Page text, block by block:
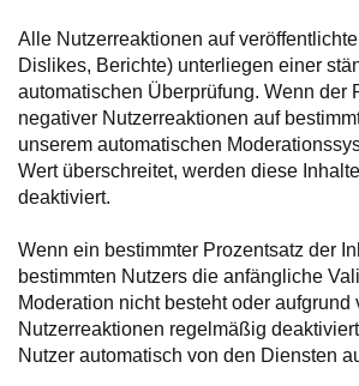
Alle Nutzerreaktionen auf
Dislikes, Berichte) unterliegen einer
automatischen Überprüfung. Wenn der
negativer Nutzerreaktionen auf
unserem automatischen
Wert überschreitet, werden diese
deaktiviert.
Wenn ein bestimmter Prozentsatz der
bestimmten Nutzers die anfängliche
Moderation nicht besteht oder aufgrund
Nutzerreaktionen regelmäßig
Nutzer automatisch von den Diensten